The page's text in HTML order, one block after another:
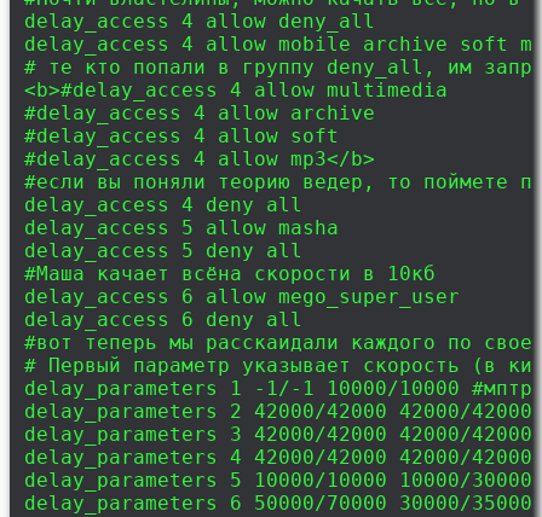
delay_access 4 allow deny_all
delay_access 4 allow mobile archive soft
# те кто попали в группу deny_all, им
<b>#delay_access 4 allow multimedia
#delay_access 4 allow archive
#delay_access 4 allow soft
#delay_access 4 allow mp3</b>
#если вы поняли теорию ведер, то поймете
delay_access 4 deny all
delay_access 5 allow masha
delay_access 5 deny all
#Маша качает всёна скорости в 10кб
delay_access 6 allow mego_super_user
delay_access 6 deny all
#вот теперь мы расскаидали каждого по
# Первый параметр указывает скорость (в
delay_parameters 1 -1/-1 10000/10000
delay_parameters 2 42000/42000 42000/42000
delay_parameters 3 42000/42000 42000/42000
delay_parameters 4 42000/42000 42000/42000
delay_parameters 5 10000/10000 10000/
delay_parameters 6 50000/70000 30000/35000